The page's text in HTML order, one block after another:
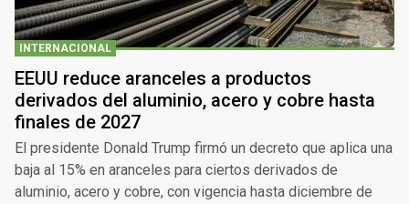
INTERNACIONAL
EEUU reduce aranceles a productos
derivados del aluminio, acero y cobre hasta
finales de 2027
El presidente Donald Trump firmó un decreto que aplica una
baja al 15% en aranceles para ciertos derivados de
aluminio, acero y cobre, con vigencia hasta diciembre de